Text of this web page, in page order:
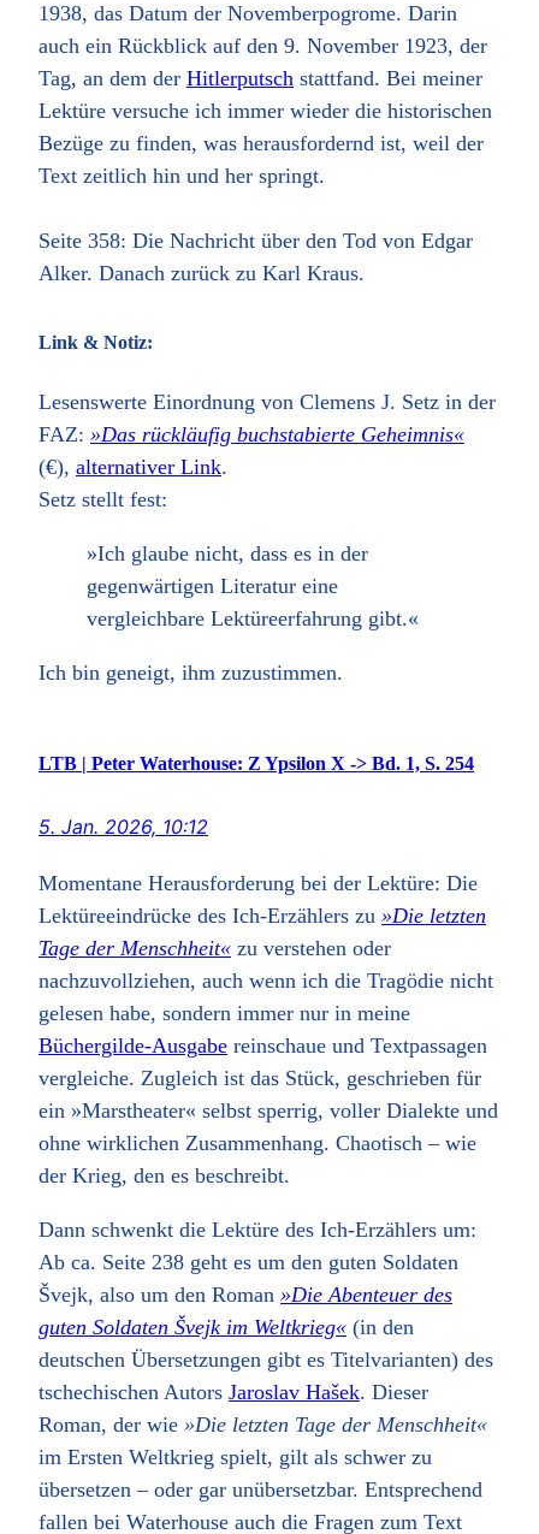
1938, das Datum der Novemberpogrome. Darin
auch ein Rückblick auf den 9. November 1923, der
Tag, an dem der Hitlerputsch stattfand. Bei meiner
Lektüre versuche ich immer wieder die historischen
Bezüge zu finden, was herausfordernd ist, weil der
Text zeitlich hin und her springt.
Seite 358: Die Nachricht über den Tod von Edgar
Alker. Danach zurück zu Karl Kraus.
Link & Notiz:
Lesenswerte Einordnung von Clemens J. Setz in der
FAZ: »Das rückläufig buchstabierte Geheimnis«
(€), alternativer Link.
Setz stellt fest:
»Ich glaube nicht, dass es in der
gegenwärtigen Literatur eine
vergleichbare Lektüreerfahrung gibt.«
Ich bin geneigt, ihm zuzustimmen.
LTB | Peter Waterhouse: Z Ypsilon X -> Bd. 1, S. 254
5. Jan. 2026, 10:12
Momentane Herausforderung bei der Lektüre: Die
Lektüreeindrücke des Ich-Erzählers zu »Die letzten
Tage der Menschheit« zu verstehen oder
nachzuvollziehen, auch wenn ich die Tragödie nicht
gelesen habe, sondern immer nur in meine
Büchergilde-Ausgabe reinschaue und Textpassagen
vergleiche. Zugleich ist das Stück, geschrieben für
ein »Marstheater« selbst sperrig, voller Dialekte und
ohne wirklichen Zusammenhang. Chaotisch – wie
der Krieg, den es beschreibt.
Dann schwenkt die Lektüre des Ich-Erzählers um:
Ab ca. Seite 238 geht es um den guten Soldaten
Švejk, also um den Roman »Die Abenteuer des
guten Soldaten Švejk im Weltkrieg« (in den
deutschen Übersetzungen gibt es Titelvarianten) des
tschechischen Autors Jaroslav Hašek. Dieser
Roman, der wie »Die letzten Tage der Menschheit«
im Ersten Weltkrieg spielt, gilt als schwer zu
übersetzen – oder gar unübersetzbar. Entsprechend
fallen bei Waterhouse auch die Fragen zum Text